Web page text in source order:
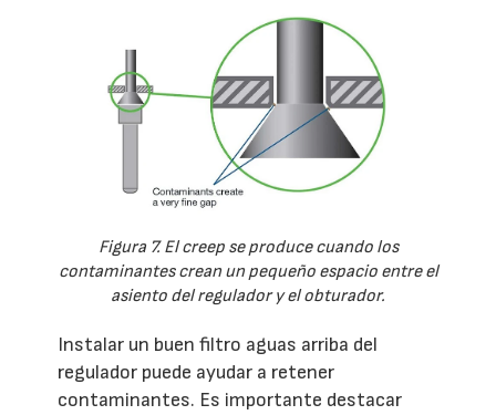
Figura 7. El creep se produce cuando los
contaminantes crean un pequeño espacio entre el
asiento del regulador y el obturador.
Instalar un buen filtro aguas arriba del
regulador puede ayudar a retener
contaminantes. Es importante destacar